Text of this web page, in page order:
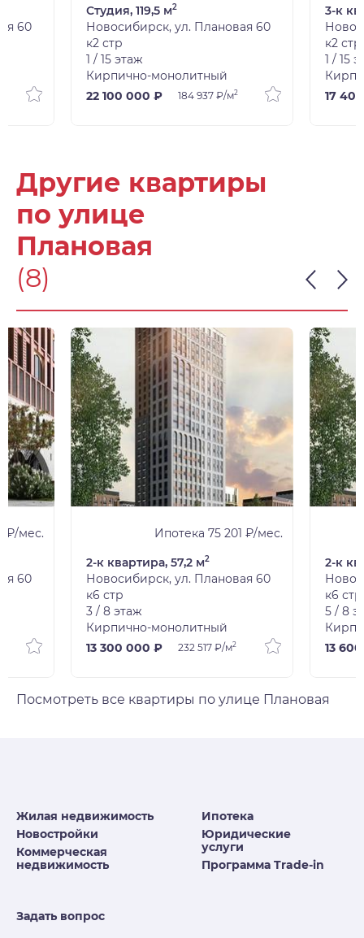
60
Студия, 119,5 м2
Новосибирск, ул. Плановая 60
к2 стр
1 / 15 этаж
Кирпично-монолитный
22 100 000 ₽
184 937 ₽/м2
3-к
к2 стр
1 / 15
17
Другие квартиры
по улице
Плановая
(8)
₽/мес.
60
Ипотека 75 201 ₽/мес.
2-к квартира, 57,2 м2
Новосибирск, ул. Плановая 60
к6 стр
3 / 8 этаж
Кирпично-монолитный
13 300 000 ₽
232 517 ₽/м2
2-к
к6 стр
5 / 8
13
Посмотреть все квартиры по улице Плановая
Жилая недвижимость
Новостройки
Коммерческая
недвижимость
Ипотека
Юридические
услуги
Программа Trade-in
Задать вопрос